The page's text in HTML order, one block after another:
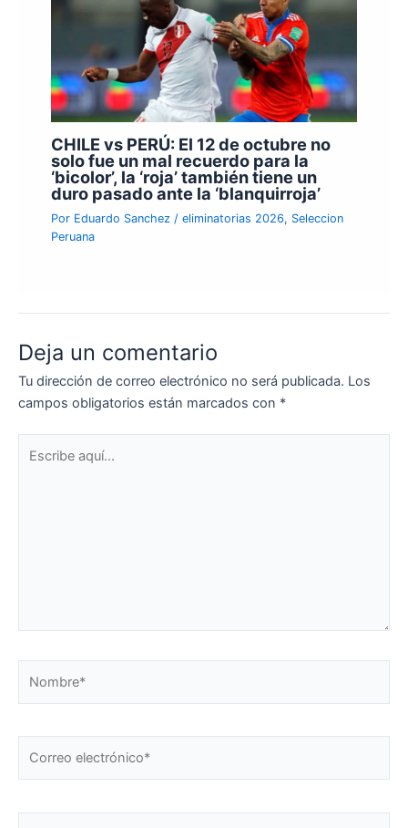
CHILE vs PERÚ: El 12 de octubre no
solo fue un mal recuerdo para la
‘bicolor’, la ‘roja’ también tiene un
duro pasado ante la ‘blanquirroja’
Por Eduardo Sanchez /eliminatorias 2026, Seleccion
Peruana
Deja un comentario
Tu dirección de correo electrónico no será publicada. Los
campos obligatorios están marcados con *
aquí...